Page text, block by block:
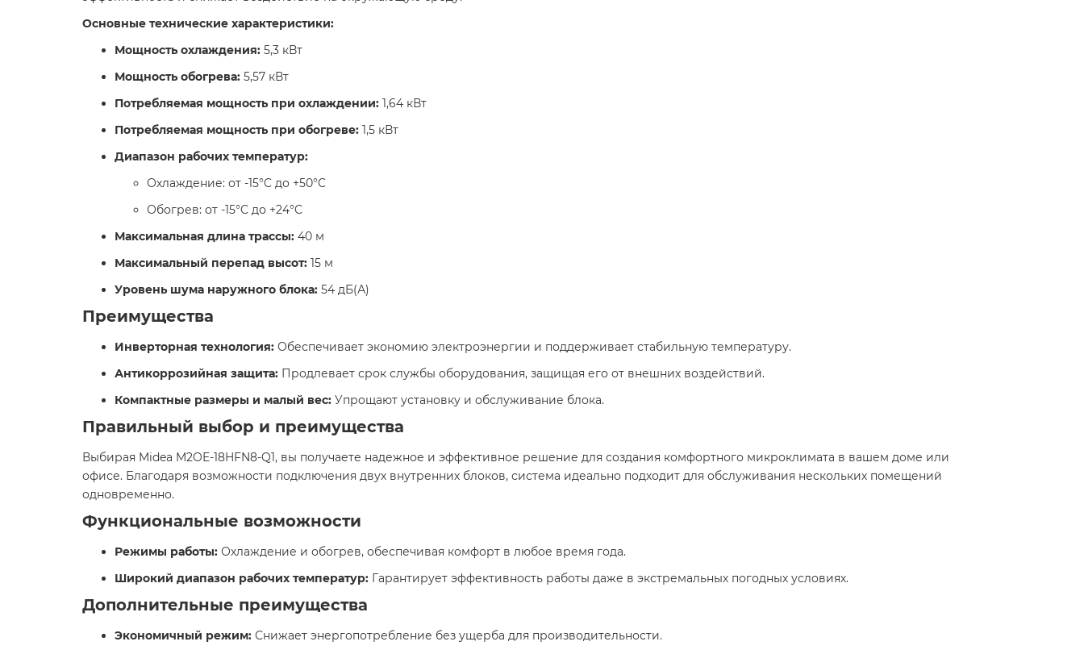
Основные технические характеристики:
Мощность охлаждения: 5,3 кВт​
Мощность обогрева: 5,57 кВт​
Потребляемая мощность при охлаждении: 1,64 кВт​
Потребляемая мощность при обогреве: 1,5 кВт​
Диапазон рабочих температур:
Охлаждение: от -15°C до +50°C
Обогрев: от -15°C до +24°C​
Максимальная длина трассы: 40 м​
Максимальный перепад высот: 15 м​
Уровень шума наружного блока: 54 дБ(А) ​
Преимущества
Инверторная технология: Обеспечивает экономию электроэнергии и поддерживает стабильную температуру.​
Антикоррозийная защита: Продлевает срок службы оборудования, защищая его от внешних воздействий.​
Компактные размеры и малый вес: Упрощают установку и обслуживание блока.​
Правильный выбор и преимущества
Выбирая Midea M2OE-18HFN8-Q1, вы получаете надежное и эффективное решение для создания комфортного микроклимата в вашем доме или
офисе. Благодаря возможности подключения двух внутренних блоков, система идеально подходит для обслуживания нескольких помещений
одновременно.​
Функциональные возможности
Режимы работы: Охлаждение и обогрев, обеспечивая комфорт в любое время года.​
Широкий диапазон рабочих температур: Гарантирует эффективность работы даже в экстремальных погодных условиях.​
Дополнительные преимущества
Экономичный режим: Снижает энергопотребление без ущерба для производительности.​